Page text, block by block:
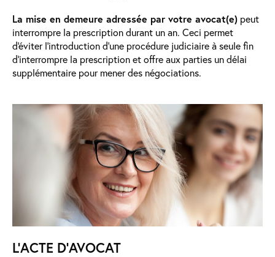
La mise en demeure adressée par votre avocat(e) peut
interrompre la prescription durant un an. Ceci permet
d'éviter l’introduction d’une procédure judiciaire à seule fin
d’interrompre la prescription et offre aux parties un délai
supplémentaire pour mener des négociations.
L'ACTE D'AVOCAT